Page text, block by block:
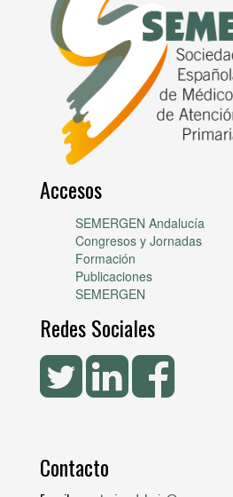
Accesos
SEMERGEN Andalucía
Congresos y Jornadas
Formación
Publicaciones
SEMERGEN
Redes Sociales
Contacto